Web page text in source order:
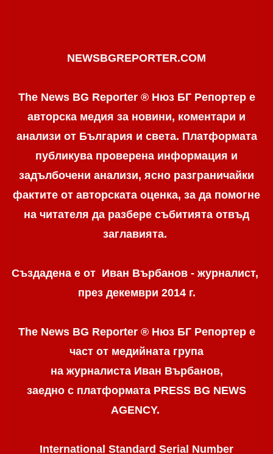
NEWSBGREPORTER.COM
The News BG Reporter ® Нюз БГ Репортер е
авторска медия за новини, коментари и
анализи от България и света. Платформата
публикува проверена информация и
задълбочени анализи, ясно разграничaйки
фактите от авторската оценка, за да помогне
на читателя да разбере събитията отвъд
заглавията.
Създадена е от Иван Върбанов - журналист,
през декември 2014 г.
The News BG Reporter ® Нюз БГ Репортере
част от медийната група
на журналиста Иван Върбанов,
заедно с платформата PRESS BG NEWS
AGENCY.
International Standard Serial Number